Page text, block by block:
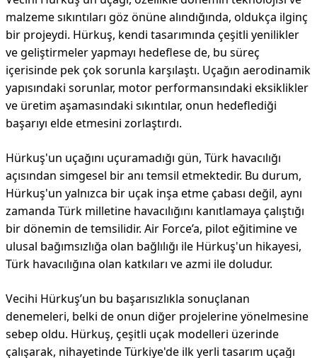
malzeme sıkıntıları göz önüne alındığında, oldukça ilginç
bir projeydi. Hürkuş, kendi tasarımında çeşitli yenilikler
ve geliştirmeler yapmayı hedeflese de, bu süreç
içerisinde pek çok sorunla karşılaştı. Uçağın aerodinamik
yapısındaki sorunlar, motor performansındaki eksiklikler
ve üretim aşamasındaki sıkıntılar, onun hedeflediği
başarıyı elde etmesini zorlaştırdı.
Hürkuş'un uçağını uçuramadığı gün, Türk havacılığı
açısından simgesel bir anı temsil etmektedir. Bu durum,
Hürkuş'un yalnızca bir uçak inşa etme çabası değil, aynı
zamanda Türk milletine havacılığını kanıtlamaya çalıştığı
bir dönemin de temsilidir. Air Force’a, pilot eğitimine ve
ulusal bağımsızlığa olan bağlılığı ile Hürkuş'un hikayesi,
Türk havacılığına olan katkıları ve azmi ile doludur.
Vecihi Hürkuş’un bu başarısızlıkla sonuçlanan
denemeleri, belki de onun diğer projelerine yönelmesine
sebep oldu. Hürkuş, çeşitli uçak modelleri üzerinde
çalışarak, nihayetinde Türkiye'de ilk yerli tasarım uçağı